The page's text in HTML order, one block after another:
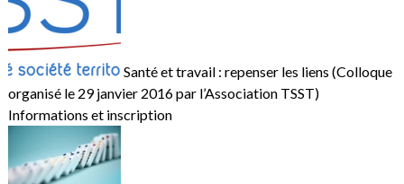
Santé et travail : repenser les liens (Colloque
organisé le 29 janvier 2016 par l’Association TSST)
Informations et inscription